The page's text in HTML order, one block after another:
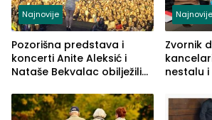
Najnovije
Pozorišna predstava i
koncerti Anite Aleksić i
Nataše Bekvalac obilježili
ljeta (FOTO)
Najnovije
Zvornik
nestalu